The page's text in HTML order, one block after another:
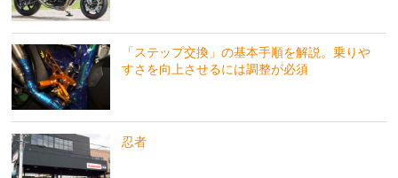
「ステップ交換」の基本手順を解説。乗りや
すさを向上させるには調整が必須
忍者